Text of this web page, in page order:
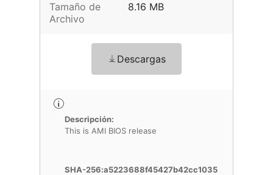
Tamaño de
Archivo
8.16 MB
Descargas
Descripción:
This is AMI BIOS release
SHA-256:a5223688f45427b42cc1035